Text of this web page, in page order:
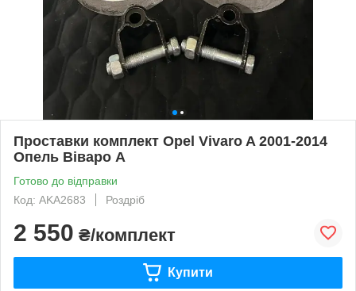
Проставки комплект Opel Vivaro A 2001-2014
Опель Віваро А
Готово до відправки
Код: AKA2683
Роздріб
2 550 ₴/комплект
Купити